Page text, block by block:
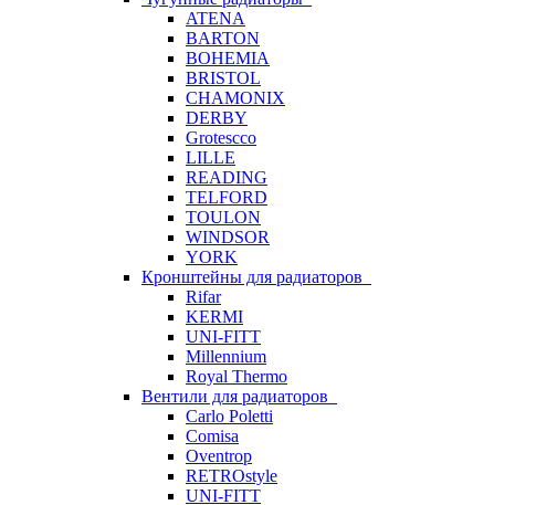
ATENA
BARTON
BOHEMIA
BRISTOL
CHAMONIX
DERBY
Grotescco
LILLE
READING
TELFORD
TOULON
WINDSOR
YORK
Кронштейны для радиаторов
Rifar
KERMI
UNI-FITT
Millennium
Royal Thermo
Вентили для радиаторов
Carlo Poletti
Comisa
Oventrop
RETROstyle
UNI-FITT